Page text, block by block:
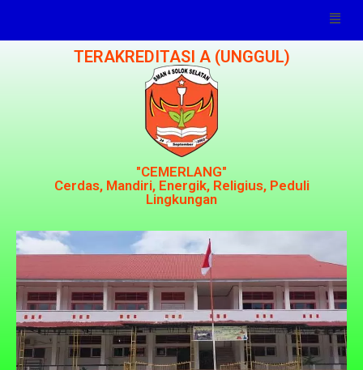
TERAKREDITASI A (UNGGUL)
"CEMERLANG"
Cerdas, Mandiri, Energik, Religius, Peduli
Lingkungan